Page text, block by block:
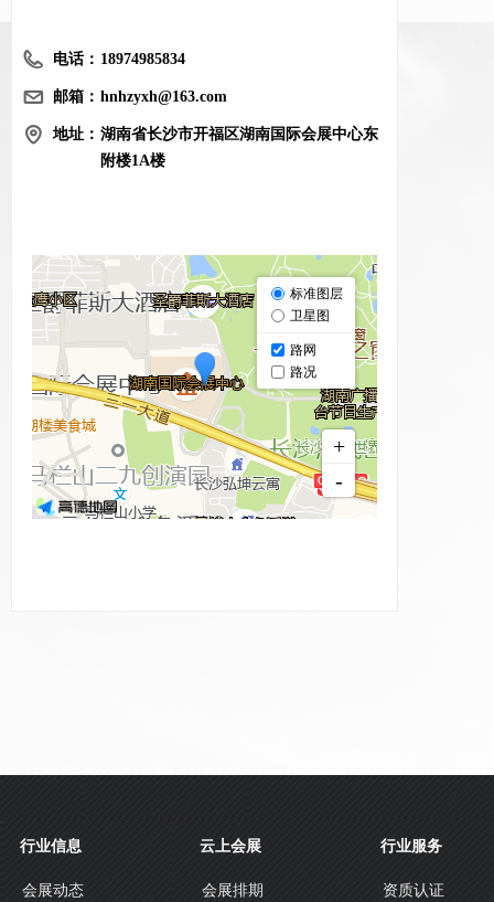
电话： 18974985834
邮箱： hnhzyxh@163.com
地址： 湖南省长沙市开福区湖南国际会展中心东
附楼1A楼
会展动态
行业信息
会展排期
云上会展
资质认证
行业服务